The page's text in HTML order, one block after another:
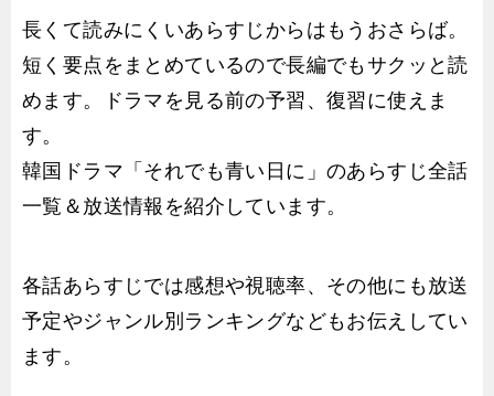
長くて読みにくいあらすじからはもうおさらば。
短く要点をまとめているので長編でもサクッと読
めます。ドラマを見る前の予習、復習に使えま
す。
韓国ドラマ「それでも青い日に」のあらすじ全話
一覧＆放送情報を紹介しています。
各話あらすじでは感想や視聴率、その他にも放送
予定やジャンル別ランキングなどもお伝えしてい
ます。